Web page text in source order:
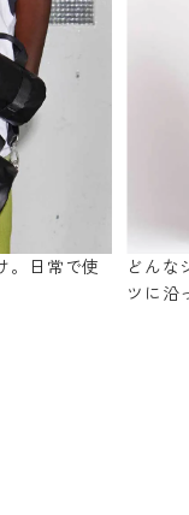
。日常で使
どんな
ツに沿